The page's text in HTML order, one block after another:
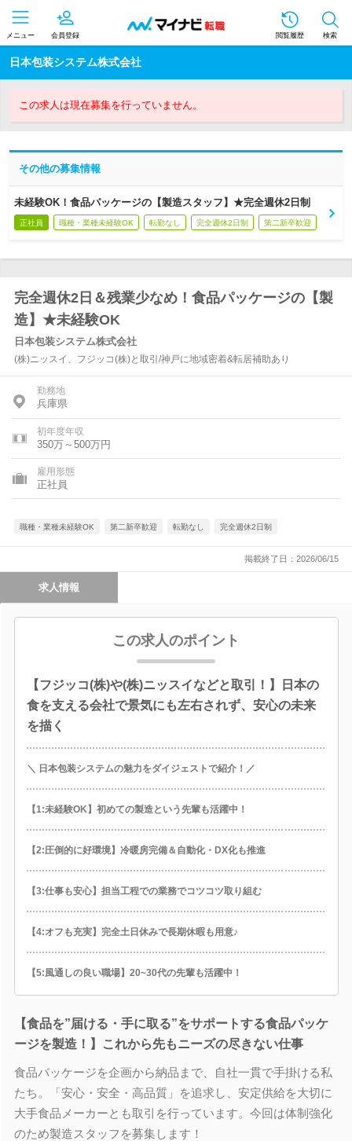
メニュー 会員登録 閲覧履歴 検索
日本包装システム株式会社
この求人は現在募集を行っていません。
その他の募集情報
未経験OK！食品パッケージの【製造スタッフ】★完全週休2日制
正社員 職種・業種未経験OK 転勤なし 完全週休2日制 第二新卒歓迎
完全週休2日＆残業少なめ！食品パッケージの【製
造】★未経験OK
日本包装システム株式会社
(株)ニッスイ、フジッコ(株)と取引/神戸に地域密着&転居補助あり
勤務地
兵庫県
初年度年収
350万～500万円
雇用形態
正社員
職種・業種未経験OK 第二新卒歓迎 転勤なし 完全週休2日制
掲載終了日：2026/06/15
求人情報
この求人のポイント
【フジッコ(株)や(株)ニッスイなどと取引！】日本の
食を支える会社で景気にも左右されず、安心の未来
を描く
＼ 日本包装システムの魅力をダイジェストで紹介！／
【1:未経験OK】初めての製造という先輩も活躍中！
【2:圧倒的に好環境】冷暖房完備＆自動化・DX化も推進
【3:仕事も安心】担当工程での業務でコツコツ取り組む
【4:オフも充実】完全土日休みで長期休暇も用意♪
【5:風通しの良い職場】20~30代の先輩も活躍中！
【食品を”届ける・手に取る”をサポートする食品パッケ
ージを製造！】これから先もニーズの尽きない仕事
食品パッケージを企画から納品まで、自社一貫で手掛ける私
たち。「安心・安全・高品質」を追求し、安定供給を大切に
大手食品メーカーとも取引を行っています。今回は体制強化
のため製造スタッフを募集します！